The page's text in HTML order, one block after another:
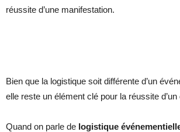
réussite d’une manifestation.
Bien que la logistique soit différente d’un
elle reste un élément clé pour la réussite
Quand on parle de logistique